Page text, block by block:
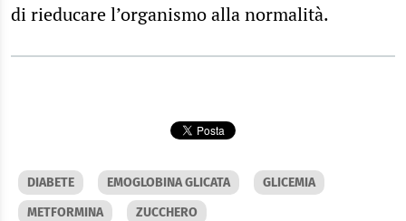
di rieducare l’organismo alla normalità.
DIABETE EMOGLOBINA GLICATA
GLICEMIA
METFORMINA
ZUCCHERO